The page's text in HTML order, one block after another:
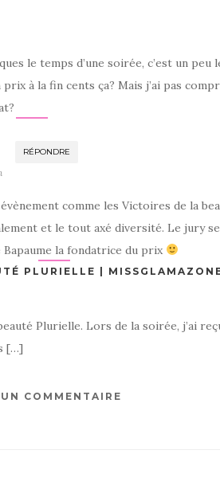
le temps d’une soirée, c’est un peu
à la fin cents ça? Mais j’ai pas
RÉPONDRE
comme les Victoires de la
et le tout axé diversité. Le jury
la fondatrice du prix
PLURIELLE |
Plurielle. Lors de la soirée, j’ai
[…]
COMMENTAIRE